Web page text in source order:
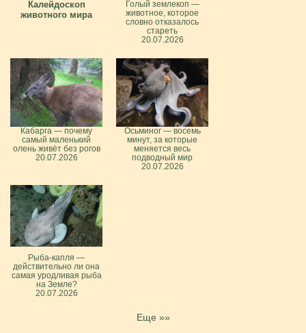
Калейдоскоп
животного мира
Голый землекоп —
животное, которое
словно отказалось
стареть
20.07.2026
Кабарга — почему
самый маленький
олень живёт без рогов
20.07.2026
Осьминог — восемь
минут, за которые
меняется весь
подводный мир
20.07.2026
Рыба-капля —
действительно ли она
самая уродливая рыба
на Земле?
20.07.2026
Еще »»